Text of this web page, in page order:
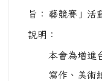
旨：
藝競賽」活
說明：
本會為增進
寫作、美術